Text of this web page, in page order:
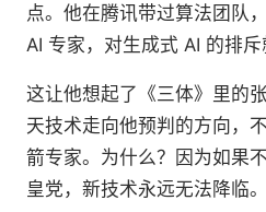
点。他在腾讯带过算法团队
AI 专家，对生成式 AI 的排斥
这让他想起了《三体》里的
天技术走向他预判的方向，
箭专家。为什么？因为如果
皇党，新技术永远无法降临。